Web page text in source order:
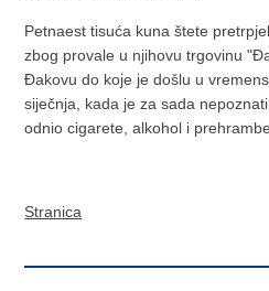
Petnaest tisuća kuna štete
zbog provale u njihovu trgovinu
Đakovu do koje je došlu u
siječnja, kada je za sada
odnio cigarete, alkohol i
Stranica